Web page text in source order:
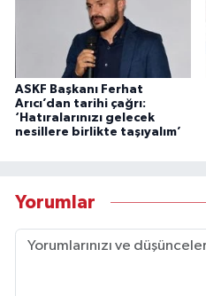
ASKF Başkanı Ferhat
Arıcı’dan tarihi çağrı:
‘Hatıralarınızı gelecek
nesillere birlikte taşıyalım’
Yorumlar